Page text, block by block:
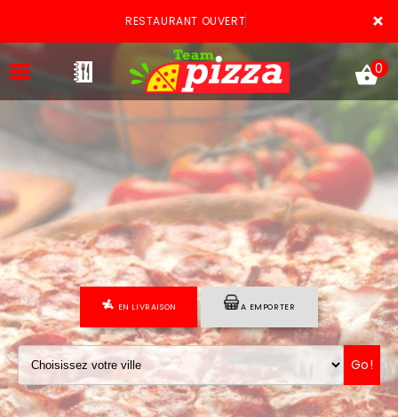
×
RESTAURANT OUVERT
ACCUEIL
LA CARTE
VOTRE COMPTE
NOTRE RESTAURANT
VOS AVIS
MENTIONS LÉGALES
0
EN LIVRAISON A EMPORTER
Go!